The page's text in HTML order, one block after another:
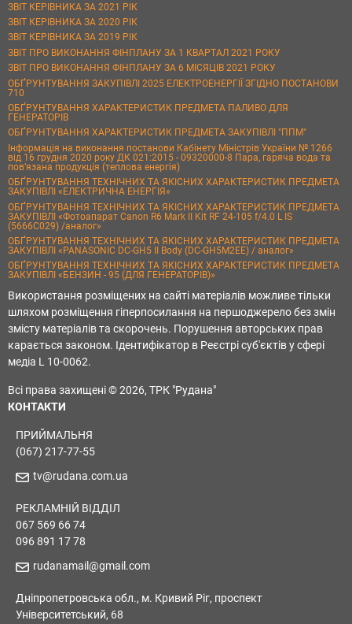
ЗВІТ КЕРІВНИКА ЗА 2021 РІК
ЗВІТ КЕРІВНИКА ЗА 2020 РІК
ЗВІТ КЕРІВНИКА ЗА 2019 РІК
ЗВІТ ПРО ВИКОНАННЯ ФІНПЛАНУ ЗА 1 КВАРТАЛ 2021 РОКУ
ЗВІТ ПРО ВИКОНАННЯ ФІНПЛАНУ ЗА 6 МІСЯЦІВ 2021 РОКУ
ОБҐРУНТУВАННЯ ЗАКУПІВЛІ 2025 ЕЛЕКТРОЕНЕРГІЇ ЗГІДНО ПОСТАНОВИ
710
ОБҐРУНТУВАННЯ ХАРАКТЕРИСТИК ПРЕДМЕТА ПАЛИВО ДЛЯ
ГЕНЕРАТОРІВ
ОБҐРУНТУВАННЯ ХАРАКТЕРИСТИК ПРЕДМЕТА ЗАКУПІВЛІ "ППМ"
Інформація на виконання постанови Кабінету Міністрів України № 1266
від 16 грудня 2020 року ДК 021:2015 - 09320000-8 Пара, гаряча вода та
пов’язана продукція (теплова енергія)
ОБҐРУНТУВАННЯ ТЕХНІЧНИХ ТА ЯКІСНИХ ХАРАКТЕРИСТИК ПРЕДМЕТА
ЗАКУПІВЛІ «ЕЛЕКТРИЧНА ЕНЕРГІЯ»
ОБҐРУНТУВАННЯ ТЕХНІЧНИХ ТА ЯКІСНИХ ХАРАКТЕРИСТИК ПРЕДМЕТА
ЗАКУПІВЛІ «Фотоапарат Canon R6 Mark II Kit RF 24-105 f/4.0 L IS
(5666C029) /аналог»
ОБҐРУНТУВАННЯ ТЕХНІЧНИХ ТА ЯКІСНИХ ХАРАКТЕРИСТИК ПРЕДМЕТА
ЗАКУПІВЛІ «PANASONIC DC-GH5 II Body (DC-GH5M2EE) / аналог»
ОБҐРУНТУВАННЯ ТЕХНІЧНИХ ТА ЯКІСНИХ ХАРАКТЕРИСТИК ПРЕДМЕТА
ЗАКУПІВЛІ «БЕНЗИН - 95 (ДЛЯ ГЕНЕРАТОРІВ)»
Використання розміщених на сайті матеріалів можливе тільки
шляхом розміщення гіперпосилання на першоджерело без змін
змісту матеріалів та скорочень. Порушення авторських прав
карається законом. Ідентифікатор в Реєстрі суб'єктів у сфері
медіа L 10-0062.
Всі права захищені © 2026, ТРК "Рудана"
КОНТАКТИ
ПРИЙМАЛЬНЯ
(067) 217-77-55
tv@rudana.com.ua
РЕКЛАМНІЙ ВІДДІЛ
067 569 66 74
096 891 17 78
rudanamail@gmail.com
Дніпропетровська обл., м. Кривий Ріг, проспект
Університетський, 68